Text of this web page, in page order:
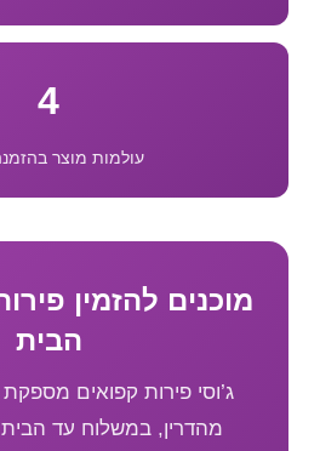
4
עולמות מוצר
מוכנים להזמין
הבית
ג’וסי פירות קפואים
מהדרין, במשלוח עד